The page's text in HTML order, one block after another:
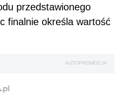
przedstawionego
finalnie określa wartość
AUTOPROMOCJA